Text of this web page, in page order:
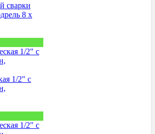
сварки
8 х
1/2" с